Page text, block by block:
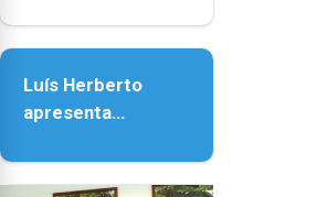
e
as
18h00.
Senhora da
Luís Herberto
apresenta
Paisagem’